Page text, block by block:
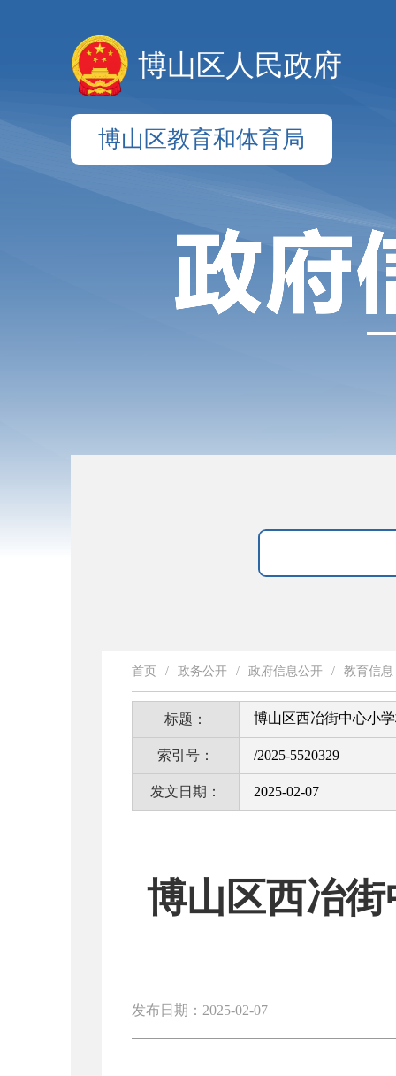
博山区人民政府
博山区教育和体育局
首页 / 政务公开 / 政府信息公开 / 教育信息
标题： 博山区西冶街中心小
索引号： /2025-5520329
发文日期： 2025-02-07
博山区西冶
发布日期：2025-02-07